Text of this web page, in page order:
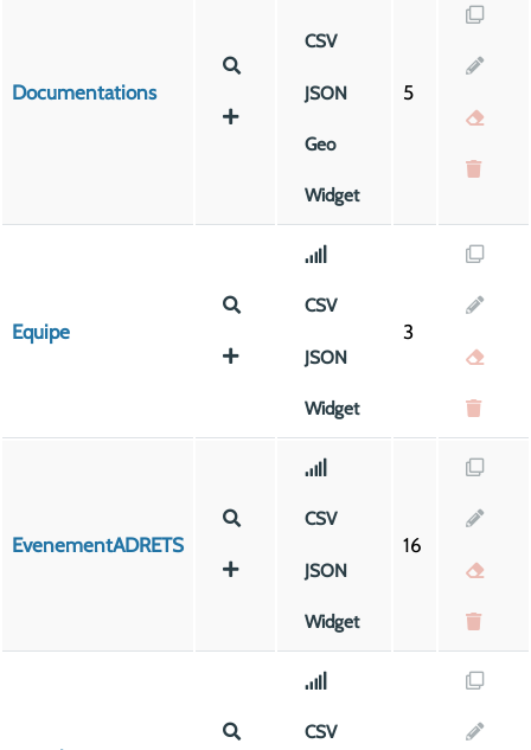
Documentations
CSV
JSON
Geo
Widget
5
Equipe
CSV
JSON
Widget
3
EvenementADRETS
CSV
JSON
Widget
16
CSV